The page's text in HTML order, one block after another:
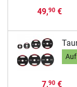
49,90€
7,90€